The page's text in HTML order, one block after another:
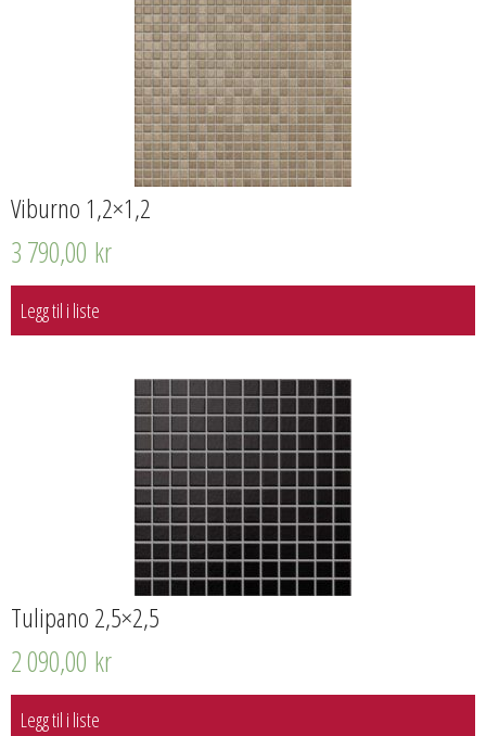
Viburno 1,2×1,2
3 790,00 kr
Legg til i liste
Tulipano 2,5×2,5
2 090,00 kr
Legg til i liste